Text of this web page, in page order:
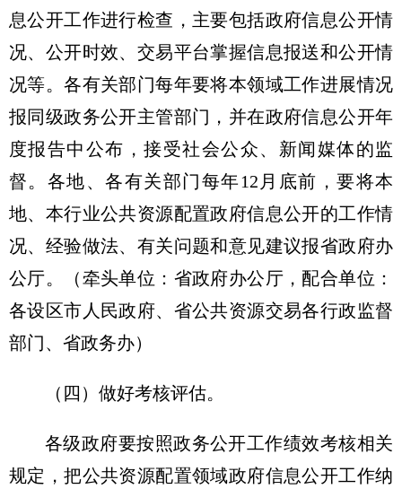
息公开工作进行检查，主要包括政府信息公开情
况、公开时效、交易平台掌握信息报送和公开情
况等。各有关部门每年要将本领域工作进展情况
报同级政务公开主管部门，并在政府信息公开年
度报告中公布，接受社会公众、新闻媒体的监
督。各地、各有关部门每年12月底前，要将本
地、本行业公共资源配置政府信息公开的工作情
况、经验做法、有关问题和意见建议报省政府办
公厅。（牵头单位：省政府办公厅，配合单位：
各设区市人民政府、省公共资源交易各行政监督
部门、省政务办）
（四）做好考核评估。
各级政府要按照政务公开工作绩效考核相关
规定，把公共资源配置领域政府信息公开工作纳